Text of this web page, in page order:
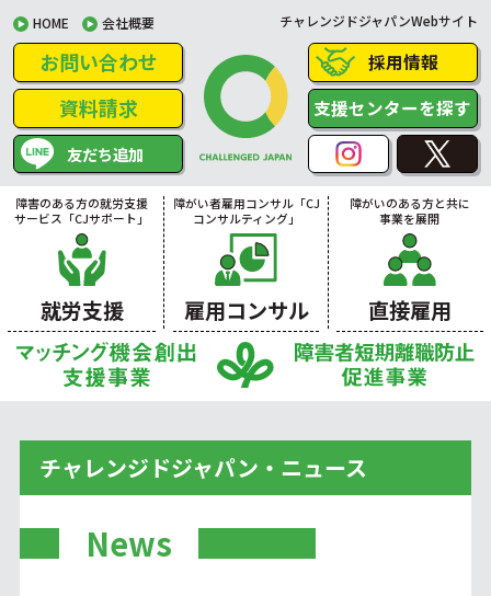
HOME 会社概要 チャレンジドジャパンWebサイト
お問い合わせ
資料請求
友だち追加
採用情報
支援センターを探す
障害のある方の就労支援
サービス「CJサポート」
就労支援
障がい者雇用コンサル「CJ
コンサルティング」
雇用コンサル
障がいのある方と共に
事業を展開
直接雇用
チャレンジドジャパン・ニュース
News